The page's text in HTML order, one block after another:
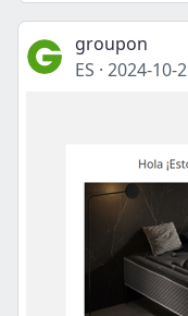
groupon
ES · 2024-10-2